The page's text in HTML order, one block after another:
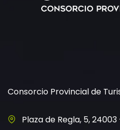
Consorcio Provincial de
Plaza de Regla, 5, 24003